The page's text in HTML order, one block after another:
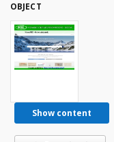
OBJECT
Show content